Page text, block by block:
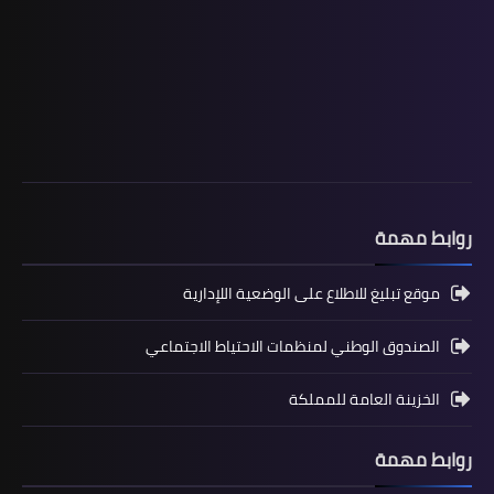
المستوى الرابع ابتدائي
الأولى المستوى الرابع إبتدائي (4AEP)
روابط مهمة
موقع تبليغ للاطلاع على الوضعية اللإدارية
الصندوق الوطني لمنظمات الاحتياط الاجتماعي
الخزينة العامة للمملكة
روابط مهمة